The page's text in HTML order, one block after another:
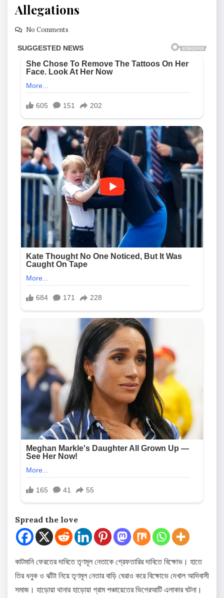
Allegations
No Comments
Spread the love
কাটমানি ফেরতের দাবিতে তৃণমূল নেতাকে গ্রেফতারির দাবিতে বিক্ষোভ। হাতে
তির ধনুক ও ঝাঁটা নিয়ে তৃণমূল নেতার বাড়ি ঘেরাও করে বিক্ষোভে দেখাল আদিবাসী
সমাজ। হাড়োয়া থানার হাড়োয়া গ্রাম পঞ্চায়েতের ভিগেরআটি এলাকার ঘটনা।